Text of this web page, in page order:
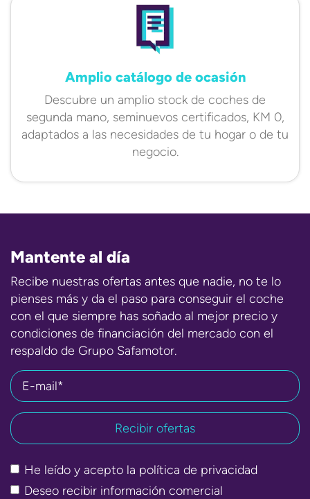
Amplio catálogo de ocasión
Descubre un amplio stock de coches de
segunda mano, seminuevos certificados, KM 0,
adaptados a las necesidades de tu hogar o de tu
negocio.
Mantente al día
Recibe nuestras ofertas antes que nadie, no te lo
pienses más y da el paso para conseguir el coche
con el que siempre has soñado al mejor precio y
condiciones de financiación del mercado con el
respaldo de Grupo Safamotor.
E-mail*
He leído y acepto la política de privacidad
Deseo recibir información comercial